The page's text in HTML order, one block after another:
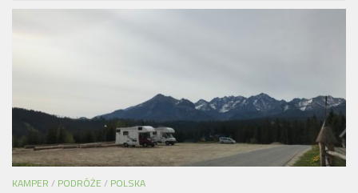
KAMPER / PODRÓŻE / POLSKA